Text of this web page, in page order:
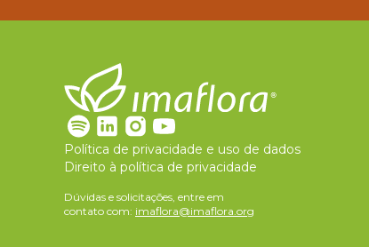
Política de privacidade e uso de dados
Direito à política de privacidade
Dúvidas e solicitações, entre em
contato com: imaflora@imaflora.org